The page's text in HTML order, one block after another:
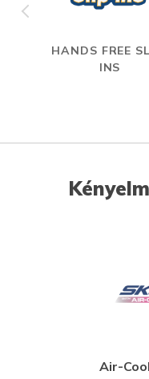
HANDS FREE
INS
Air-